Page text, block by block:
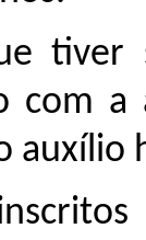
tiver
com a
auxílio